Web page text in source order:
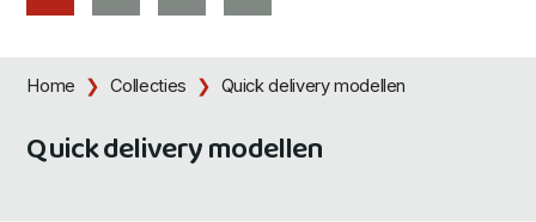
Home Collecties Quick delivery modellen
Quick delivery modellen